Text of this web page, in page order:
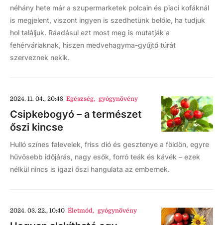
néhány hete már a szupermarketek polcain és piaci kofáknál
is megjelent, viszont ingyen is szedhetünk belőle, ha tudjuk
hol találjuk. Ráadásul ezt most meg is mutatják a
fehérváriaknak, hiszen medvehagyma-gyűjtő túrát
szerveznek nekik.
2024. 11. 04., 20:48 Egészség, gyógynövény
Csipkebogyó – a természet
őszi kincse
Hulló színes falevelek, friss dió és gesztenye a földön, egyre
hűvösebb időjárás, nagy esők, forró teák és kávék – ezek
nélkül nincs is igazi őszi hangulata az embernek.
2024. 03. 22., 10:40 Életmód, gyógynövény